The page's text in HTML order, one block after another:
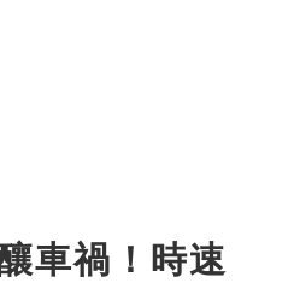
車禍！時速